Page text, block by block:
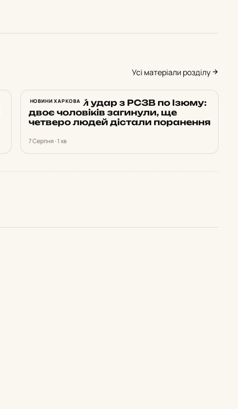
Усі матеріали розділу
НОВИНИ ХАРКОВА
Російський удар з РСЗВ по Ізюму:
двоє чоловіків загинули, ще
четверо людей дістали поранення
7 Серпня · 1 хв